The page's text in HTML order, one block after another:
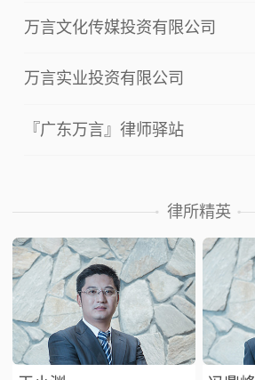
万言文化传媒投资有限公司
万言实业投资有限公司
『广东万言』律师驿站
律所精英